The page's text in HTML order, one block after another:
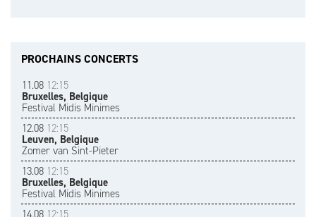
PROCHAINS CONCERTS
11.08 12:15
Bruxelles, Belgique
Festival Midis Minimes
12.08 12:15
Leuven, Belgique
Zomer van Sint-Pieter
13.08 12:15
Bruxelles, Belgique
Festival Midis Minimes